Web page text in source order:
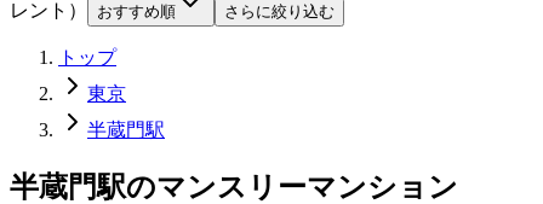
レント） おすすめ順 さらに絞り込む
トップ
東京
半蔵門駅
半蔵門駅のマンスリーマンション